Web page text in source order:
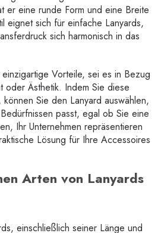
er eine runde Form und eine Breite
eignet sich für einfache Lanyards,
sich harmonisch in das
Vorteile, sei es in Bezug
oder Ästhetik. Indem Sie diese
Sie den Lanyard auswählen,
passt, egal ob Sie eine
Ihr Unternehmen repräsentieren
Lösung für Ihre Accessoires
Arten von Lanyards
einschließlich seiner Länge und